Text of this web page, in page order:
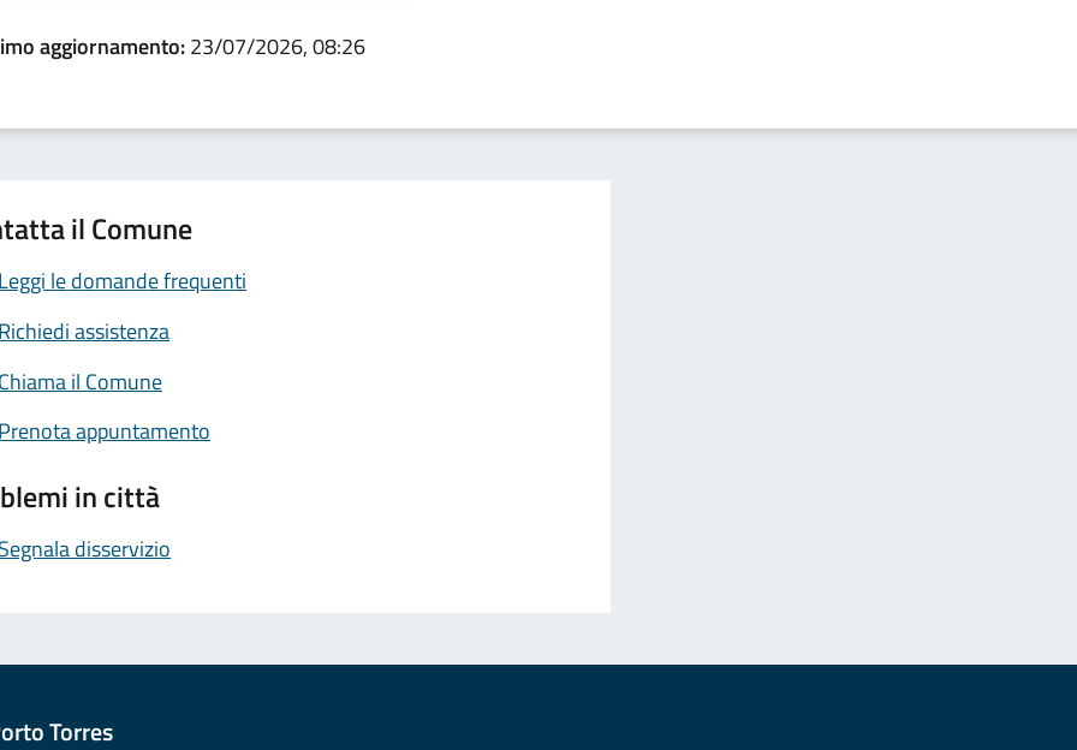
aggiornamento:23/07/2026, 08:26
il Comune
le domande frequenti
assistenza
il Comune
appuntamento
in città
disservizio
Torres